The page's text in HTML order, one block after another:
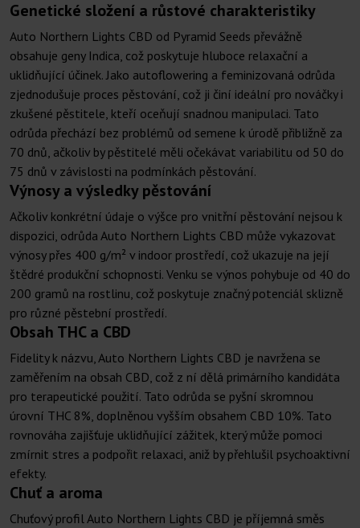
Genetické složení a růstové charakteristiky
Auto Northern Lights CBD od Pyramid Seeds převážně
obsahuje geny Indica, což poskytuje hluboce relaxační a
uklidňující účinek. Jako autoflowering a feminizovaná odrůda
zjednodušuje proces pěstování, což ji činí ideální pro nováčky i
zkušené pěstitele, kteří oceňují snadnou manipulaci. Tato
odrůda přechází bez problémů od semene k úrodě přibližně za
70 dnů, ačkoliv by pěstitelé měli očekávat variabilitu od 50 do
75 dnů v závislosti na podmínkách pěstování.
Výnosy a výsledky pěstování
Ačkoliv konkrétní údaje o výšce pro vnitřní pěstování nejsou k
dispozici, odrůda Auto Northern Lights CBD může vykazovat
výnosy přes 400 g/m² v indoor prostředí, což ukazuje na její
štědré produkční schopnosti. Venku se výnos pohybuje od 40 do
200 gramů na rostlinu, což poskytuje značný potenciál sklizně
pro různé pěstební prostředí.
Obsah THC a CBD
Fidelity k názvu, Auto Northern Lights CBD je navržena se
zaměřením na obsah CBD, což z ní dělá primárního kandidáta
pro terapeutické použití. Tato odrůda se pyšní skromnou
úrovní THC 8%, doplněnou vyšším obsahem CBD 10%. Tato
rovnováha zajišťuje uklidňující zážitek, který může pomoci
zmírnit stres a podpořit relaxaci, aniž by přehlušil psychoaktivní
efekty.
Chuť a aroma
Chuťový profil Auto Northern Lights CBD je příjemná směs